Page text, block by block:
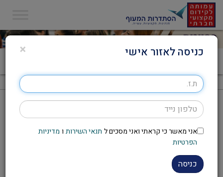
חיפוש סמינרים
עריכת חיפוש
עמודים:
× כניסה לאזור אישי
אני מאשר כי קראתי ואני מסכים ל תנאי השירות ו מדיניות
הפרטיות
כניסה